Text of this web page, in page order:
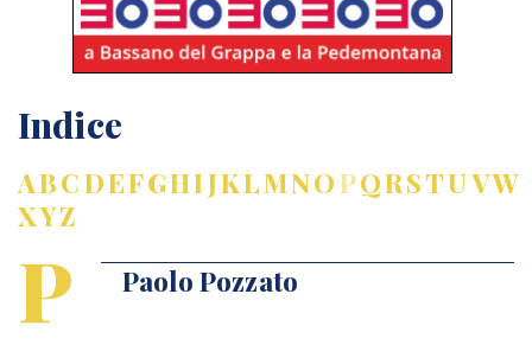
Indice
ABCDEFGHIJKLMNOPQRSTUVW
XYZ
P Paolo Pozzato